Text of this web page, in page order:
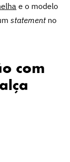
e o modelo
statementno
com